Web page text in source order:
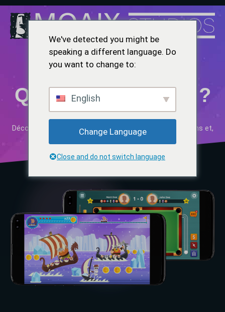
Qui Sommes-Nous ?
Découvrez ce que nous faisons, pourquoi nous le faisons et,
surtout, qui nous sommes.
We've detected you might be
speaking a different language. Do
you want to change to:
English
Change Language
Close and do not switch language